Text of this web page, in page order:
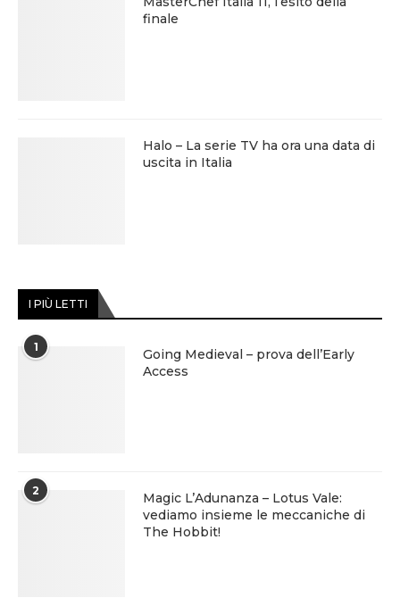
finale
Halo – La serie TV ha ora una data di
uscita in Italia
I PIÙ LETTI
1
Going Medieval – prova dell’Early
Access
2
Magic L’Adunanza – Lotus Vale:
vediamo insieme le meccaniche di
The Hobbit!